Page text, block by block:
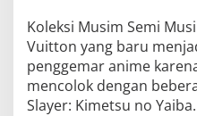
Koleksi Musim Semi
Vuitton yang baru
penggemar anime
mencolok dengan
Slayer: Kimetsu no Yaiba.